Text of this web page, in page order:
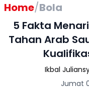
Home/Bola
5 Fakta
Tahan Arab
Ikbal
Jumat